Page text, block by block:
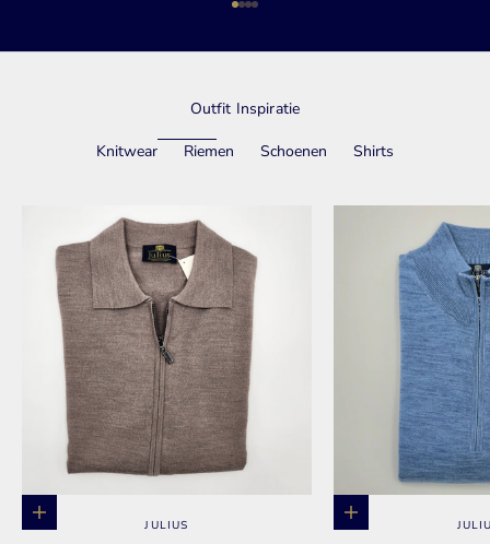
Naar artikel 1
Naar artikel 2
Naar artikel 3
Naar artikel 4
Outfit Inspiratie
Knitwear Riemen Schoenen Shirts
Opties kiezen JULIUS Opties kiezen